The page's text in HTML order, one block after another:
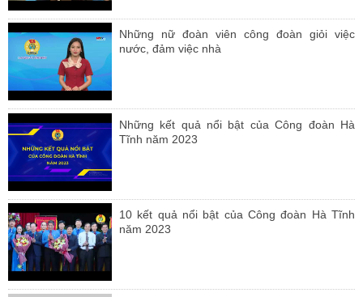
Những nữ đoàn viên công đoàn giỏi việc
nước, đảm việc nhà
Những kết quả nổi bật của Công đoàn Hà
Tĩnh năm 2023
10 kết quả nổi bật của Công đoàn Hà Tĩnh
năm 2023